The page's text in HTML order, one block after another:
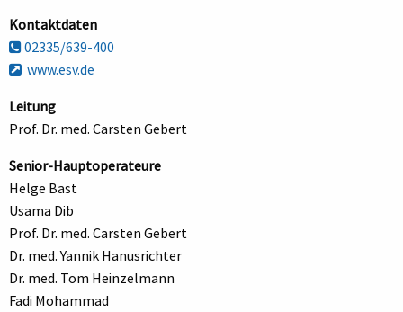
Kontaktdaten
02335/639-400
www.esv.de
Leitung
Prof. Dr. med. Carsten Gebert
Senior-Hauptoperateure
Helge Bast
Usama Dib
Prof. Dr. med. Carsten Gebert
Dr. med. Yannik Hanusrichter
Dr. med. Tom Heinzelmann
Fadi Mohammad